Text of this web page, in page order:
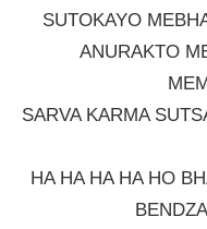
SUTOKAYO
ANURAKTO
SARVA KARMA
HA HA HA HA HO